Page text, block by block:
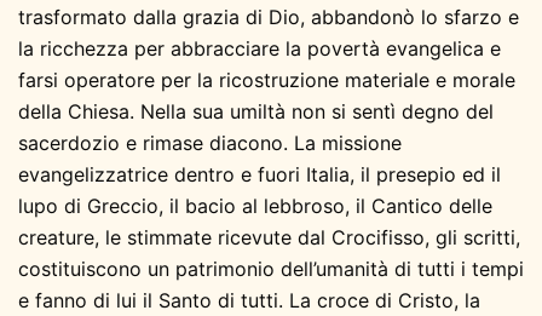
trasformato dalla grazia di Dio, abbandonò lo sfarzo e
la ricchezza per abbracciare la povertà evangelica e
farsi operatore per la ricostruzione materiale e morale
della Chiesa. Nella sua umiltà non si sentì degno del
sacerdozio e rimase diacono. La missione
evangelizzatrice dentro e fuori Italia, il presepio ed il
lupo di Greccio, il bacio al lebbroso, il Cantico delle
creature, le stimmate ricevute dal Crocifisso, gli scritti,
costituiscono un patrimonio dell’umanità di tutti i tempi
e fanno di lui il Santo di tutti. La croce di Cristo, la